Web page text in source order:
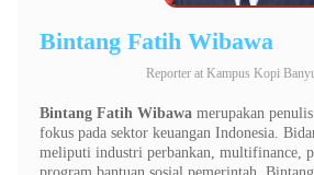
Bintang Fatih Wibawa
Reporter at Kampus Kopi
Bintang Fatih Wibawa merupakan
fokus pada sektor keuangan Indonesia.
meliputi industri perbankan, multifinance,